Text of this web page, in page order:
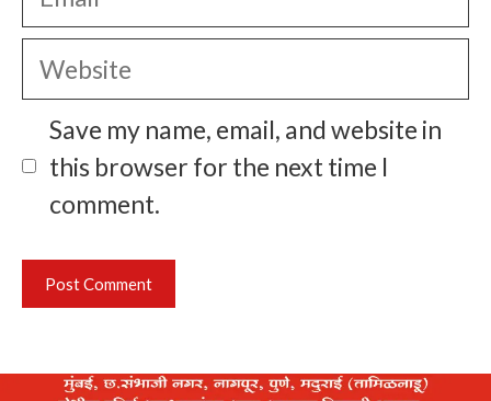
Website
Save my name, email, and website in
this browser for the next time I
comment.